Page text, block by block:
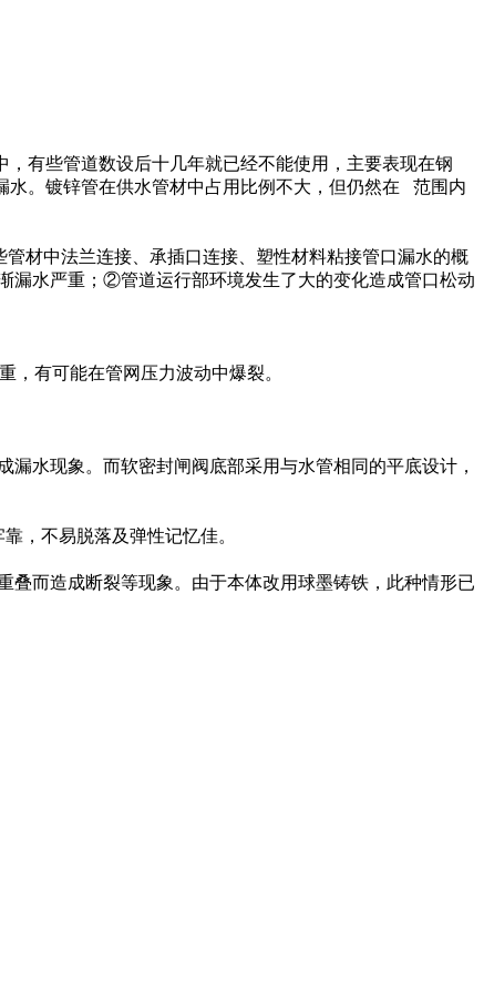
有些管道数设后十几年就已经不能使用，主要表现在钢
。镀锌管在供水管材中占用比例不大，但仍然在 范围内
材中法兰连接、承插口连接、塑性材料粘接管口漏水的概
漏水严重；②管道运行部环境发生了大的变化造成管口松动
，有可能在管网压力波动中爆裂。
水现象。而软密封闸阀底部采用与水管相同的平底设计，
，不易脱落及弹性记忆佳。
而造成断裂等现象。由于本体改用球墨铸铁，此种情形已